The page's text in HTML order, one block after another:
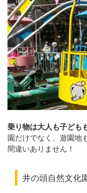
乗り物は大人も子ども
園だけでなく、遊園地
間違いありません！
井の頭自然文化